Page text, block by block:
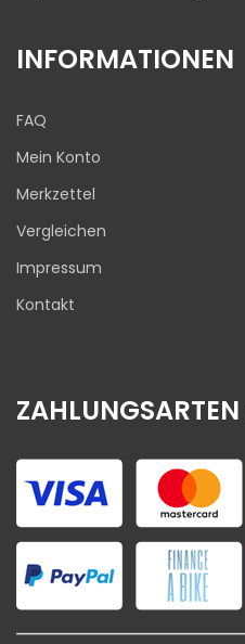
INFORMATIONEN
FAQ
Mein Konto
Merkzettel
Vergleichen
Impressum
Kontakt